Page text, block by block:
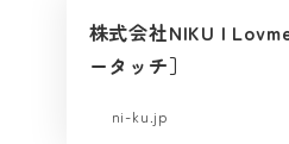
株式会社NIKU |
ータッチ］
ni-ku.jp